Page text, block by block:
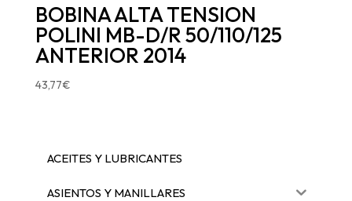
BOBINA ALTA TENSION
POLINI MB-D/R 50/110/125
ANTERIOR 2014
43,77€
ACEITES Y LUBRICANTES
ASIENTOS Y MANILLARES